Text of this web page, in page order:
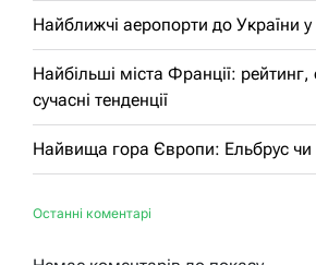
Найближчі аеропорти до України у
Найбільші міста Франції: рейтинг,
сучасні тенденції
Найвища гора Європи: Ельбрус
Останні коментарі